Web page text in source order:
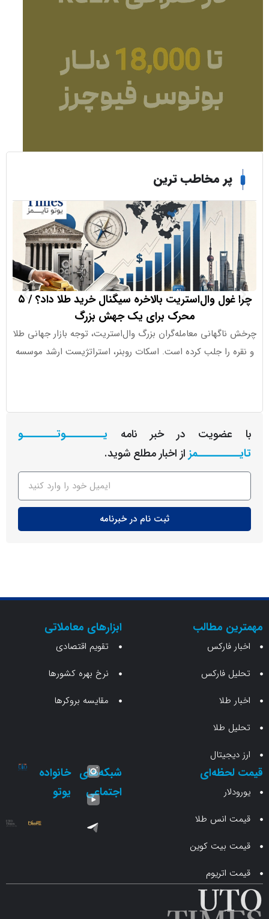
پر مخاطب ترین
چرا غول وال‌استریت بالاخره سیگنال خرید طلا داد؟ / ۵
محرک برای یک جهش بزرگ
معامله‌گران بزرگ وال‌استریت، توجه بازار جهانی طلا
را جلب کرده است. اسکات روبنر، استراتژیست ارشد موسسه
ورود ۱.۱ میلیارد دلار به ETFهای کریپتو در هفته اخیر
جذب
در خبر نامه
یـــــــــوتــــــــو
از اخبار مطلع شوید.
ثبت نام در خبرنامه
مطالب
فارکس
فارکس
ابزارهای معاملاتی
تقویم اقتصادی
نرخ بهره کشورها
مقایسه بروکرها
انس طلا
بیت کوین
شبکه‌های خانواده
یوتو